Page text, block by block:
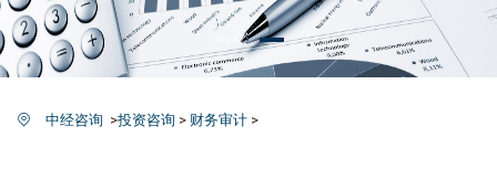
中经咨询 >投资咨询 > 财务审计 >